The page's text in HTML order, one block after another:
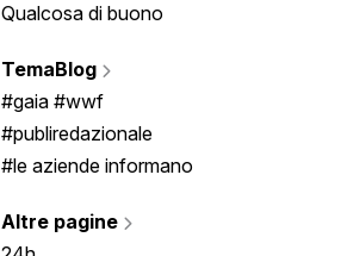
Qualcosa di buono
TemaBlog
#gaia #wwf
#publiredazionale
#le aziende informano
Altre pagine